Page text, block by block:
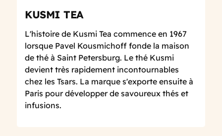
KUSMI TEA
L'histoire de Kusmi Tea commence en 1967
lorsque Pavel Kousmichoff fonde la maison
de thé à Saint Petersburg. Le thé Kusmi
devient très rapidement incontournables
chez les Tsars. La marque s'exporte ensuite à
Paris pour développer de savoureux thés et
infusions.